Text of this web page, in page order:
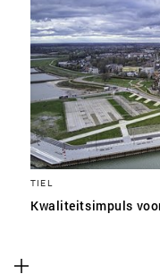
TIEL
Kwaliteitsimpuls